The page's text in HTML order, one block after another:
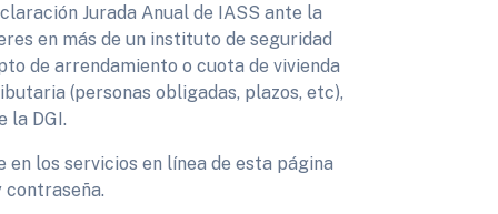
Jurada Anual de IASS ante la
en más de un instituto de seguridad
de arrendamiento o cuota de vivienda
(personas obligadas, plazos, etc),
la DGI.
los servicios en línea de esta página
contraseña.